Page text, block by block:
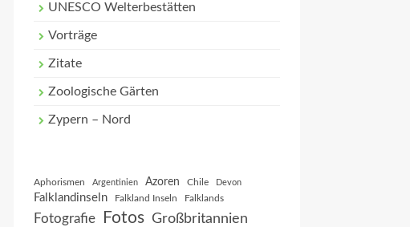
UNESCO Welterbestätten
Vorträge
Zitate
Zoologische Gärten
Zypern – Nord
Aphorismen Argentinien Azoren Chile Devon
Falklandinseln Falkland Inseln Falklands
Fotografie Fotos Großbritannien